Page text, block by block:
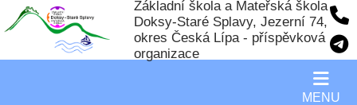
Základní škola a Mateřská škola
Doksy-Staré Splavy, Jezerní 74,
okres Česká Lípa - příspěvková
organizace
MENU